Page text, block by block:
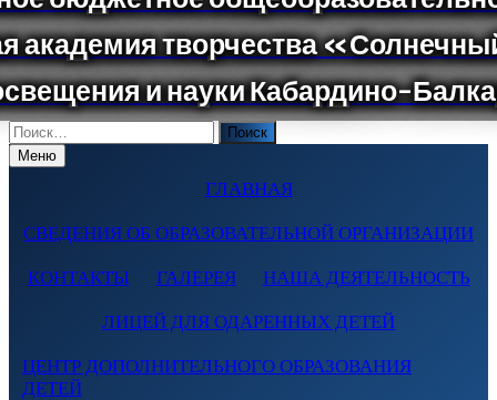
Поиск
по:Меню
ГЛАВНАЯ
СВЕДЕНИЯ ОБ ОБРАЗОВАТЕЛЬНОЙ ОРГАНИЗАЦИИ
КОНТАКТЫ ГАЛЕРЕЯ НАША ДЕЯТЕЛЬНОСТЬ
ЛИЦЕЙ ДЛЯ ОДАРЕННЫХ ДЕТЕЙ
ЦЕНТР ДОПОЛНИТЕЛЬНОГО ОБРАЗОВАНИЯ
ДЕТЕЙ